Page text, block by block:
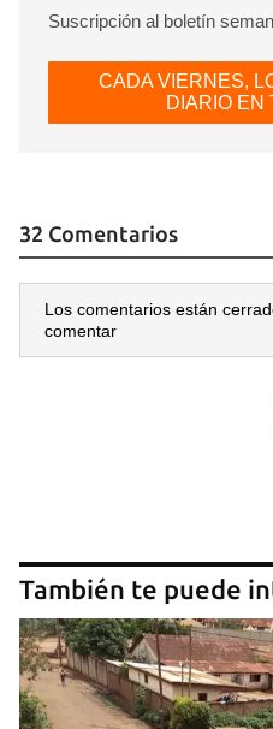
Suscripción al boletín
CADA VIERNES,
DIARIO EN
32 Comentarios
Los comentarios están
comentar
También te puede